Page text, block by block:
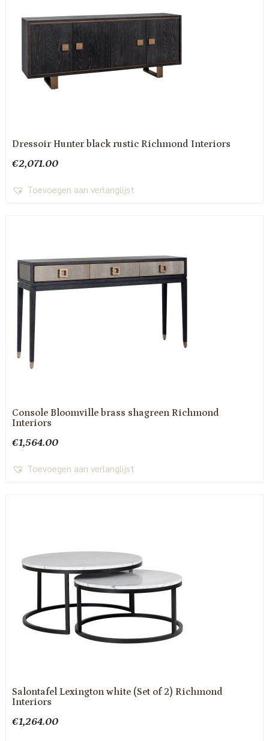
Dressoir Hunter black rustic Richmond Interiors
€2,071.00
Toevoegen aan verlanglijst
Console Bloomville brass shagreen Richmond
Interiors
€1,564.00
Toevoegen aan verlanglijst
Salontafel Lexington white (Set of 2) Richmond
Interiors
€1,264.00